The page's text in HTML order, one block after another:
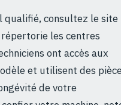
qualifié, consultez le site
les centres
ont accès aux
et utilisent des
de votre